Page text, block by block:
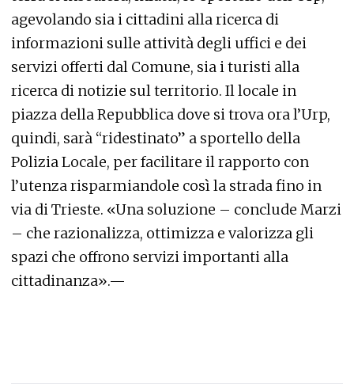
agevolando sia i cittadini alla ricerca di
informazioni sulle attività degli uffici e dei
servizi offerti dal Comune, sia i turisti alla
ricerca di notizie sul territorio. Il locale in
piazza della Repubblica dove si trova ora l’Urp,
quindi, sarà “ridestinato” a sportello della
Polizia Locale, per facilitare il rapporto con
l’utenza risparmiandole così la strada fino in
via di Trieste. «Una soluzione – conclude Marzi
– che razionalizza, ottimizza e valorizza gli
spazi che offrono servizi importanti alla
cittadinanza».—